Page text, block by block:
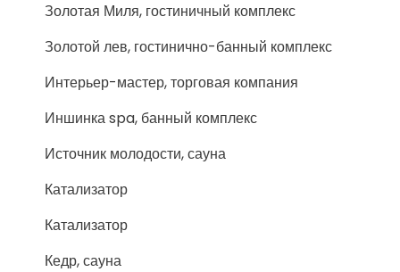
Золотая Миля, гостиничный комплекс
Золотой лев, гостинично-банный комплекс
Интерьер-мастер, торговая компания
Иншинка spa, банный комплекс
Источник молодости, сауна
Катализатор
Катализатор
Кедр, сауна